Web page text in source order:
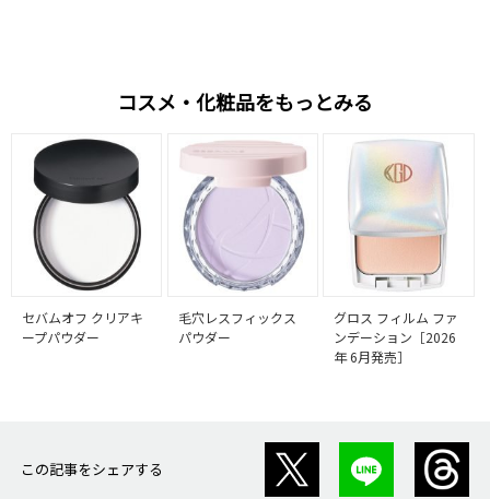
コスメ・化粧品をもっとみる
セバムオフ クリアキ
ープパウダー
毛穴レスフィックス
パウダー
グロス フィルム ファ
ンデーション［2026
年 6月発売］
この記事をシェアする